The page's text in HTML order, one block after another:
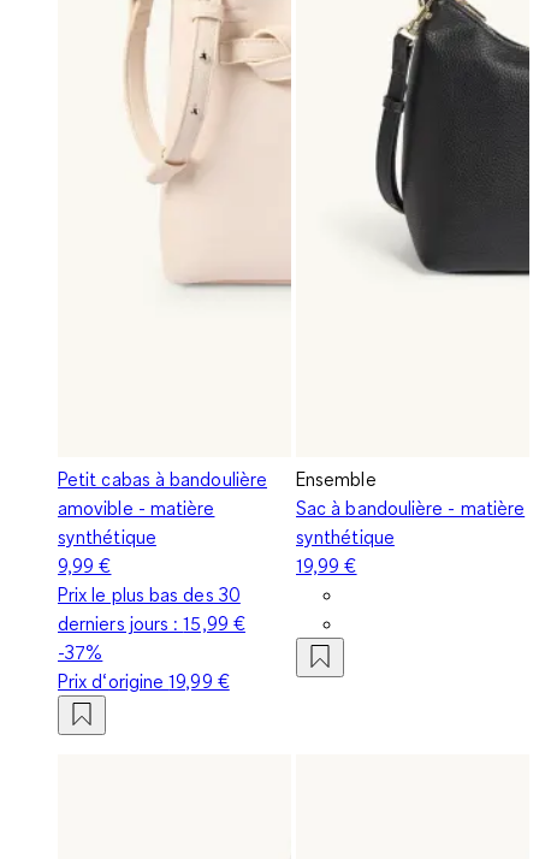
Petit cabas à bandoulière
amovible - matière
synthétique
9,99 €
Prix le plus bas des 30
derniers jours :15,99 €
-37%
Prix d‘origine19,99 €
Ensemble
Sac à bandoulière - matière
synthétique
19,99 €